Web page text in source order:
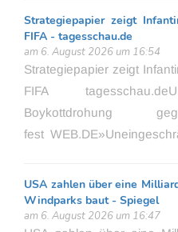
Strategiepapier zeigt
FIFA - tagesschau.de
am 6. August 2026 um 16:54
Strategiepapier zeigt
FIFA
Boykottdrohung
fest
USA zahlen über eine
Windparks baut - Spiegel
am 6. August 2026 um 16:47